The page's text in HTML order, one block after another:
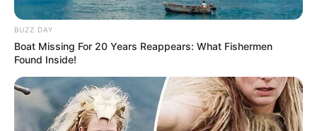
BUZZ DAY
Boat Missing For 20 Years Reappears: What Fishermen
Found Inside!